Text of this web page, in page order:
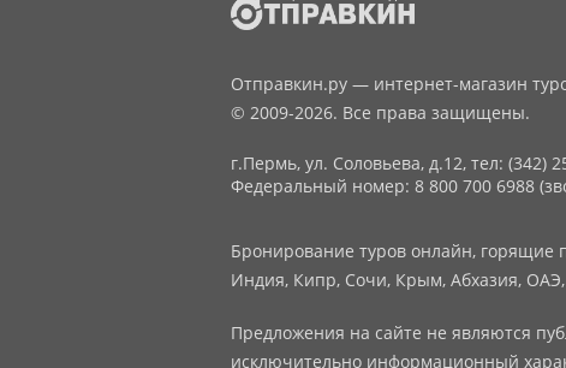
Отправкин.ру — интернет-магазин
© 2009-2026. Все права защищены.
г.Пермь, ул. Соловьева, д.12, тел: (342)
Федеральный номер: 8 800 700 6988
Бронирование туров онлайн, горящие
Индия, Кипр, Сочи, Крым, Абхазия,
Предложения на сайте не являются
исключительно информационный